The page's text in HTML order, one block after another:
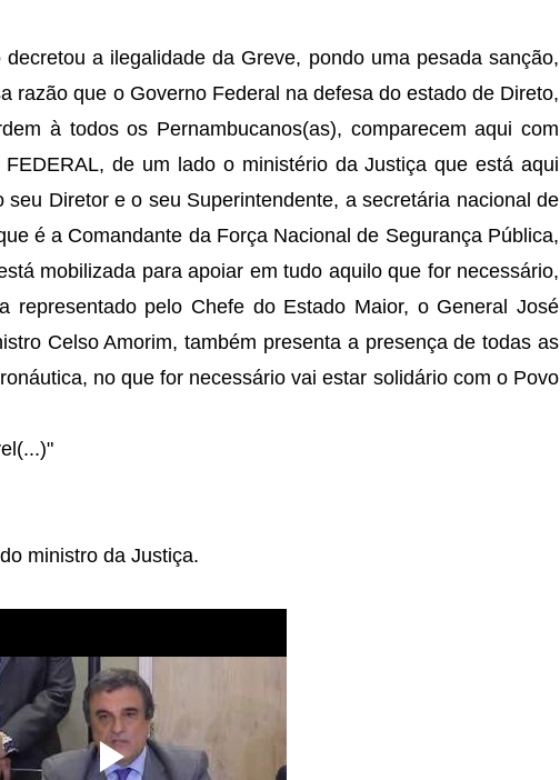
a ilegalidade da Greve, pondo uma pesada sanção,
razão que o Governo Federal na defesa do estado de Direto,
à todos os Pernambucanos(as), comparecem aqui com
de um lado o ministério da Justiça que está aqui
Diretor e o seu Superintendente, a secretária nacional de
é a Comandante da Força Nacional de Segurança Pública,
mobilizada para apoiar em tudo aquilo que for necessário,
representado pelo Chefe do Estado Maior, o General José
Celso Amorim, também presenta a presença de todas as
no que for necessário vai estar solidário com o Povo
ministro da Justiça.